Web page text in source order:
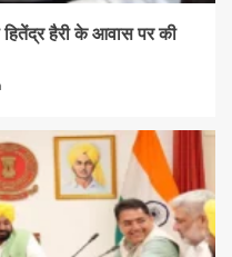
हितेंद्र हैरी के आवास पर की